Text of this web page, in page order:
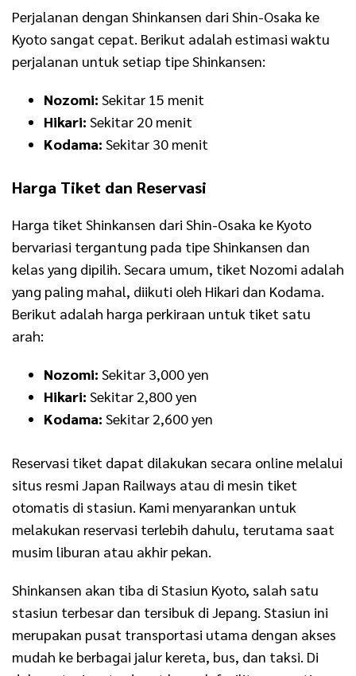
Perjalanan dengan Shinkansen dari Shin-Osaka ke
Kyoto sangat cepat. Berikut adalah estimasi waktu
perjalanan untuk setiap tipe Shinkansen:
Nozomi: Sekitar 15 menit
Hikari: Sekitar 20 menit
Kodama: Sekitar 30 menit
Harga Tiket dan Reservasi
Harga tiket Shinkansen dari Shin-Osaka ke Kyoto
bervariasi tergantung pada tipe Shinkansen dan
kelas yang dipilih. Secara umum, tiket Nozomi adalah
yang paling mahal, diikuti oleh Hikari dan Kodama.
Berikut adalah harga perkiraan untuk tiket satu
arah:
Nozomi: Sekitar 3,000 yen
Hikari: Sekitar 2,800 yen
Kodama: Sekitar 2,600 yen
Reservasi tiket dapat dilakukan secara online melalui
situs resmi Japan Railways atau di mesin tiket
otomatis di stasiun. Kami menyarankan untuk
melakukan reservasi terlebih dahulu, terutama saat
musim liburan atau akhir pekan.
Shinkansen akan tiba di Stasiun Kyoto, salah satu
stasiun terbesar dan tersibuk di Jepang. Stasiun ini
merupakan pusat transportasi utama dengan akses
mudah ke berbagai jalur kereta, bus, dan taksi. Di